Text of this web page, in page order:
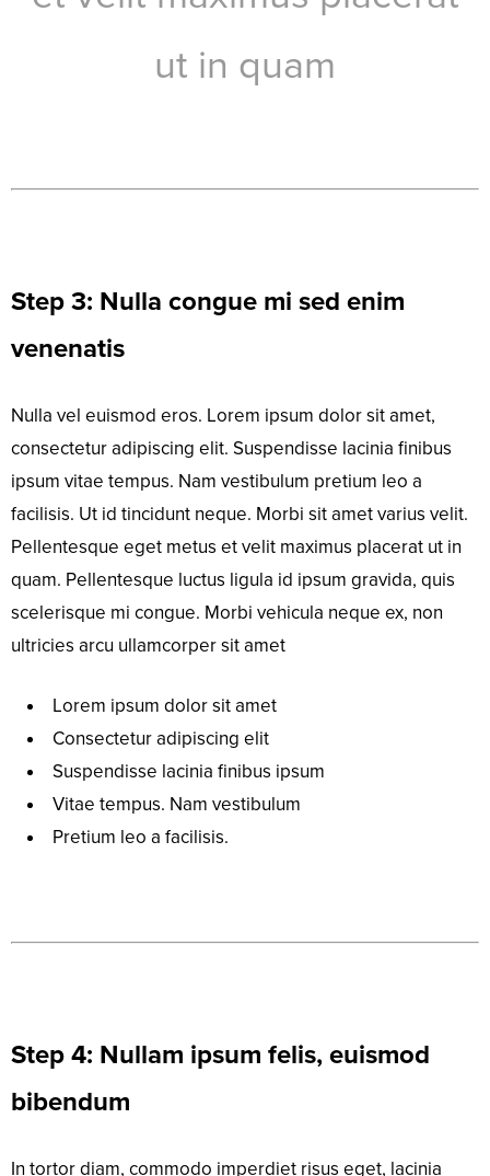
ut in quam
Step 3: Nulla congue mi sed enim
venenatis
Nulla vel euismod eros. Lorem ipsum dolor sit amet,
consectetur adipiscing elit. Suspendisse lacinia finibus
ipsum vitae tempus. Nam vestibulum pretium leo a
facilisis. Ut id tincidunt neque. Morbi sit amet varius velit.
Pellentesque eget metus et velit maximus placerat ut in
quam. Pellentesque luctus ligula id ipsum gravida, quis
scelerisque mi congue. Morbi vehicula neque ex, non
ultricies arcu ullamcorper sit amet
Lorem ipsum dolor sit amet
Consectetur adipiscing elit
Suspendisse lacinia finibus ipsum
Vitae tempus. Nam vestibulum
Pretium leo a facilisis.
Step 4: Nullam ipsum felis, euismod
bibendum
In tortor diam, commodo imperdiet risus eget, lacinia